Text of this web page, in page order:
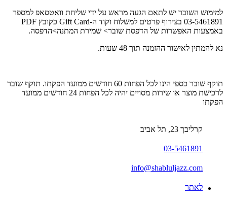
למימוש השובר יש לתאם הגעה מראש על ידי שליחת וואטסאפ למספר
03-5461891 בצירוף פרטים למשלוח וקוד ה-Gift Card כקובץ PDF
באמצעות האפשרות של הדפסת שובר> שמירת המתנה>הדפסה.
נא להמתין לאישור ההזמנה תוך 48 שעות.
תוקף שובר כספי הינו לכל הפחות 60 חודשים ממועד הפקתו. תוקף שובר
לרכישת מוצר או שירות מסויים יהיה לכל הפחות 24 חודשים ממועד
הפקתו
קרליבך 23, תל אביב
03-5461891
info@shabluljazz.com
לאתר